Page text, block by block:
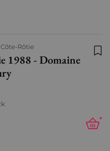
Côte-Rôtie
1988 - Domaine
+